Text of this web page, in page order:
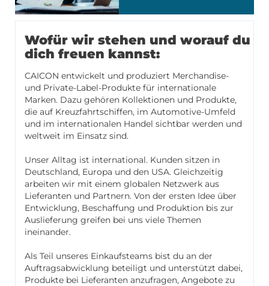
Wofür wir stehen und worauf du
dich freuen kannst:
CAICON entwickelt und produziert Merchandise-
und Private-Label-Produkte für internationale
Marken. Dazu gehören Kollektionen und Produkte,
die auf Kreuzfahrtschiffen, im Automotive-Umfeld
und im internationalen Handel sichtbar werden und
weltweit im Einsatz sind.
Unser Alltag ist international. Kunden sitzen in
Deutschland, Europa und den USA. Gleichzeitig
arbeiten wir mit einem globalen Netzwerk aus
Lieferanten und Partnern. Von der ersten Idee über
Entwicklung, Beschaffung und Produktion bis zur
Auslieferung greifen bei uns viele Themen
ineinander.
Als Teil unseres Einkaufsteams bist du an der
Auftragsabwicklung beteiligt und unterstützt dabei,
Produkte bei Lieferanten anzufragen, Angebote zu